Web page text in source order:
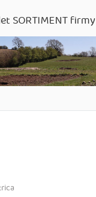
SORTIMENT firmy